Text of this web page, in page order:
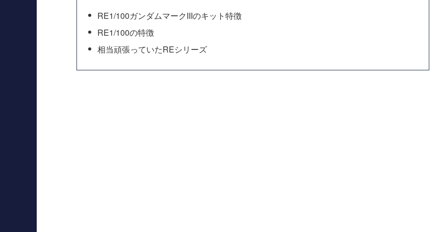
RE1/100ガンダムマークIIIのキット特徴
RE1/100の特徴
相当頑張っていたREシリーズ